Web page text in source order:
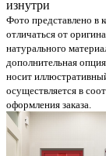
Фото представлено в
отличаться от
натурального
дополнительная
носит
осуществляется в
оформления заказа.